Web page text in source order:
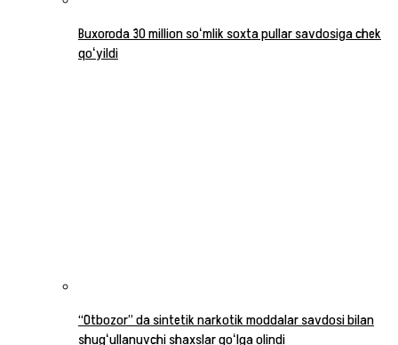
Buxoroda 30 million soʻmlik soxta pullar savdosiga chek
qoʻyildi
“Otbozor” da sintetik narkotik moddalar savdosi bilan
shugʻullanuvchi shaxslar qoʻlga olindi